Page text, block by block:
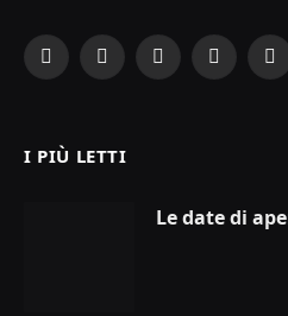
Facebook
X
InstagramYouTube
I PIÙ LETTI
Le date di